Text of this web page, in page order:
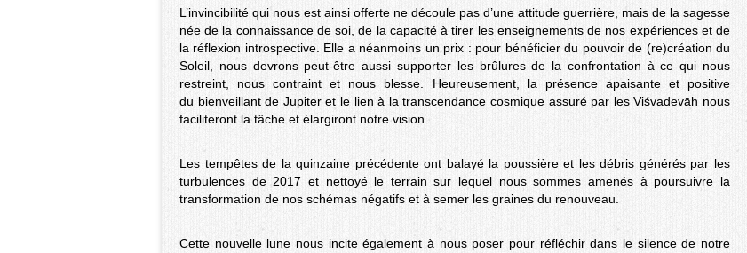
L’invincibilité qui nous est ainsi offerte ne découle pas d’une attitude guerrière, mais de la sagesse
née de la connaissance de soi, de la capacité à tirer les enseignements de nos expériences et de
la réflexion introspective. Elle a néanmoins un prix : pour bénéficier du pouvoir de (re)création du
Soleil, nous devrons peut-être aussi supporter les brûlures de la confrontation à ce qui nous
restreint, nous contraint et nous blesse. Heureusement, la présence apaisante et positive
du bienveillant de Jupiter et le lien à la transcendance cosmique assuré par les Viśvadevāḥ nous
faciliteront la tâche et élargiront notre vision.
Les tempêtes de la quinzaine précédente ont balayé la poussière et les débris générés par les
turbulences de 2017 et nettoyé le terrain sur lequel nous sommes amenés à poursuivre la
transformation de nos schémas négatifs et à semer les graines du renouveau.
Cette nouvelle lune nous incite également à nous poser pour réfléchir dans le silence de notre